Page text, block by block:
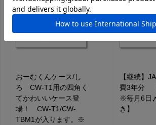
おーむくんケース/し
ろ CW-T1用の四角く
てかわいいケース登
場！ CW-T1/CW-
TBM1が入ります。※
【継続】
費3年分
※毎月6日
き】